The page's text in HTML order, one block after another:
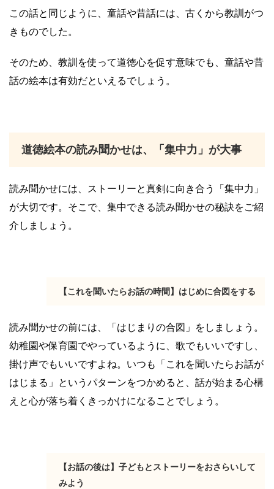
この話と同じように、童話や昔話には、古くから教訓がつ
きものでした。
そのため、教訓を使って道徳心を促す意味でも、童話や昔
話の絵本は有効だといえるでしょう。
道徳絵本の読み聞かせは、「集中力」が大事
読み聞かせには、ストーリーと真剣に向き合う「集中力」
が大切です。そこで、集中できる読み聞かせの秘訣をご紹
介しましょう。
【これを聞いたらお話の時間】はじめに合図をする
読み聞かせの前には、「はじまりの合図」をしましょう。
幼稚園や保育園でやっているように、歌でもいいですし、
掛け声でもいいですよね。いつも「これを聞いたらお話が
はじまる」というパターンをつかめると、話が始まる心構
えと心が落ち着くきっかけになることでしょう。
【お話の後は】子どもとストーリーをおさらいして
みよう